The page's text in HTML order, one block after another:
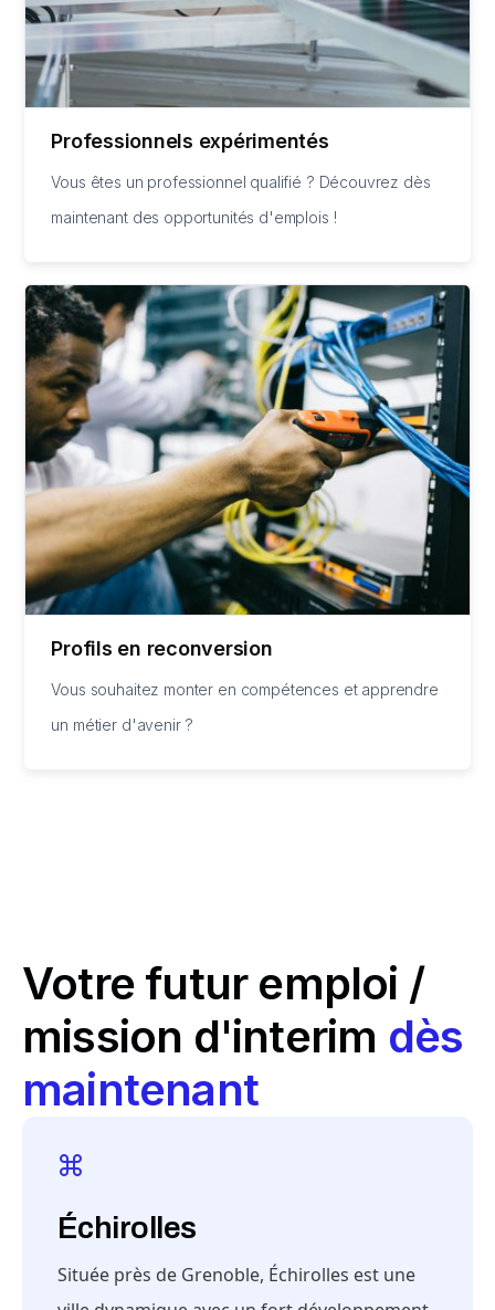
Professionnels expérimentés
Vous êtes un professionnel qualifié ? Découvrez dès
maintenant des opportunités d'emplois !
Profils en reconversion
Vous souhaitez monter en compétences et apprendre
un métier d'avenir ?
Votre futur emploi /
mission d'interim dès
maintenant
Échirolles
Située près de Grenoble, Échirolles est une